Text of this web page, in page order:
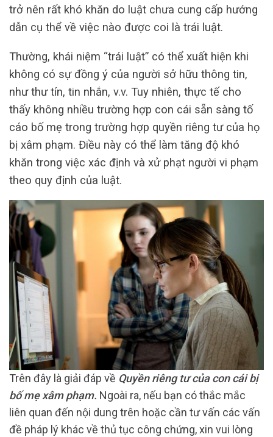
trở nên rất khó khăn do luật chưa cung cấp hướng
dẫn cụ thể về việc nào được coi là trái luật.
Thường, khái niệm “trái luật” có thể xuất hiện khi
không có sự đồng ý của người sở hữu thông tin,
như thư tín, tin nhắn, v.v. Tuy nhiên, thực tế cho
thấy không nhiều trường hợp con cái sẵn sàng tố
cáo bố mẹ trong trường hợp quyền riêng tư của họ
bị xâm phạm. Điều này có thể làm tăng độ khó
khăn trong việc xác định và xử phạt người vi phạm
theo quy định của luật.
Trên đây là giải đáp về Quyền riêng tư của con cái bị
bố mẹ xâm phạm. Ngoài ra, nếu bạn có thắc mắc
liên quan đến nội dung trên hoặc cần tư vấn các vấn
đề pháp lý khác về thủ tục công chứng, xin vui lòng